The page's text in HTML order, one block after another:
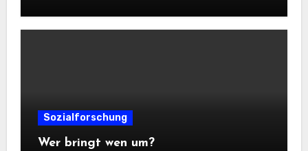
Sozialforschung
Wer bringt wen um?